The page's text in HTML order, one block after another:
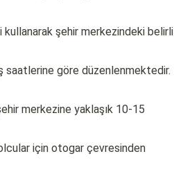
şehir merkezindeki belirli
saatlerine göre düzenlenmektedir.
merkezine yaklaşık 10-15
için otogar çevresinden